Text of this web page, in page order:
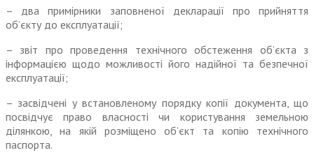
– два примірники заповненої декларації про прийняття
об’єкту до експлуатації;
– звіт про проведення технічного обстеження об’єкта з
інформацією щодо можливості його надійної та безпечної
експлуатації;
– засвідчені у встановленому порядку копії документа, що
посвідчує право власності чи користування земельною
ділянкою, на якій розміщено об’єкт та копію технічного
паспорта.